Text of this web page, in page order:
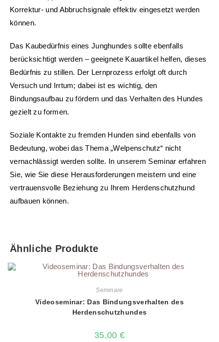
Korrektur- und Abbruchsignale effektiv eingesetzt werden
können.
Das Kaubedürfnis eines Junghundes sollte ebenfalls
berücksichtigt werden – geeignete Kauartikel helfen, dieses
Bedürfnis zu stillen. Der Lernprozess erfolgt oft durch
Versuch und Irrtum; dabei ist es wichtig, den
Bindungsaufbau zu fördern und das Verhalten des Hundes
gezielt zu formen.
Soziale Kontakte zu fremden Hunden sind ebenfalls von
Bedeutung, wobei das Thema „Welpenschutz“ nicht
vernachlässigt werden sollte. In unserem Seminar erfahren
Sie, wie Sie diese Herausforderungen meistern und eine
vertrauensvolle Beziehung zu Ihrem Herdenschutzhund
aufbauen können.
Ähnliche Produkte
Seminare
Videoseminar: Das Bindungsverhalten des
Herdenschutzhundes
35,00 €